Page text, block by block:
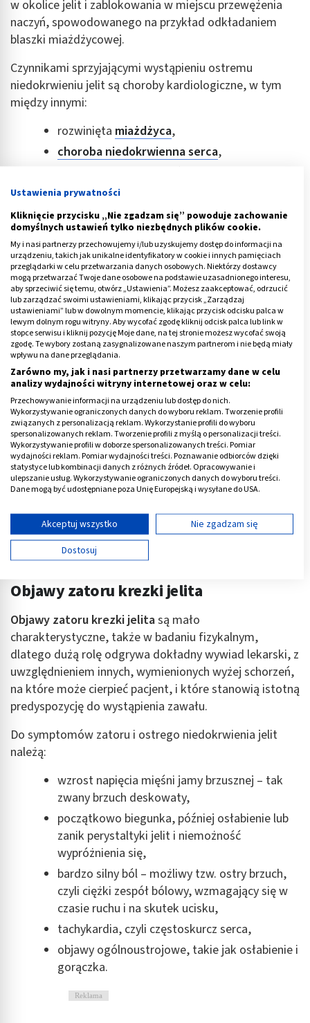
w okolice jelit i zablokowania w miejscu przewężenia
naczyń, spowodowanego na przykład odkładaniem
blaszki miażdżycowej.
Czynnikami sprzyjającymi wystąpieniu ostremu
niedokrwieniu jelit są choroby kardiologiczne, w tym
między innymi:
rozwinięta miażdżyca,
choroba niedokrwienna serca,
stany zapalne naczyń.
ZDROWIE
Ból brzucha w okolicy pępka - jakie ma
przyczyny?
Przeczytaj
artykuł
Reklama
Objawy zatoru krezki jelita
Objawy zatoru krezki jelitasą mało
charakterystyczne, także w badaniu fizykalnym,
dlatego dużą rolę odgrywa dokładny wywiad lekarski, z
uwzględnieniem innych, wymienionych wyżej schorzeń,
na które może cierpieć pacjent, i które stanowią istotną
predyspozycję do wystąpienia zawału.
Do symptomów zatoru i ostrego niedokrwienia jelit
należą:
wzrost napięcia mięśni jamy brzusznej – tak
zwany brzuch deskowaty,
początkowo biegunka, później osłabienie lub
zanik perystaltyki jelit i niemożność
wypróżnienia się,
bardzo silny ból – możliwy tzw. ostry brzuch,
czyli ciężki zespół bólowy, wzmagający się w
czasie ruchu i na skutek ucisku,
tachykardia, czyli częstoskurcz serca,
objawy ogólnoustrojowe, takie jak osłabienie i
gorączka.
Reklama
Ustawienia prywatności
Kliknięcie przycisku „Nie zgadzam się” powoduje zachowanie
domyślnych ustawień tylko niezbędnych plików cookie.
My i nasi partnerzy przechowujemy i/lub uzyskujemy dostęp do informacji na
urządzeniu, takich jak unikalne identyfikatory w cookie i innych pamięciach
przeglądarki w celu przetwarzania danych osobowych. Niektórzy dostawcy
mogą przetwarzać Twoje dane osobowe na podstawie uzasadnionego interesu,
aby sprzeciwić się temu, otwórz „Ustawienia”. Możesz zaakceptować, odrzucić
lub zarządzać swoimi ustawieniami, klikając przycisk „Zarządzaj
ustawieniami” lub w dowolnym momencie, klikając przycisk odcisku palca w
lewym dolnym rogu witryny. Aby wycofać zgodę kliknij odcisk palca lub link w
stopce serwisu i kliknij pozycję Moje dane, na tej stronie możesz wycofać swoją
zgodę. Te wybory zostaną zasygnalizowane naszym partnerom i nie będą miały
wpływu na dane przeglądania.
Zarówno my, jak i nasi partnerzy przetwarzamy dane w celu
analizy wydajności witryny internetowej oraz w celu:
Przechowywanie informacji na urządzeniu lub dostęp do nich.
Wykorzystywanie ograniczonych danych do wyboru reklam. Tworzenie profili
związanych z personalizacją reklam. Wykorzystanie profili do wyboru
spersonalizowanych reklam. Tworzenie profili z myślą o personalizacji treści.
Wykorzystywanie profili w doborze spersonalizowanych treści. Pomiar
wydajności reklam. Pomiar wydajności treści. Poznawanie odbiorców dzięki
statystyce lub kombinacji danych z różnych źródeł. Opracowywanie i
ulepszanie usług. Wykorzystywanie ograniczonych danych do wyboru treści.
Dane mogą być udostępniane poza Unię Europejską i wysyłane do USA.
Wyświetl listę partnerów (11 dostawców IAB)
Używamy Twoich danych w następujących celach:
Cele przetwarzania IAB:
dostęp do nich
Wykorzystywanie ograniczonych danych do
wyboru reklam
Tworzenie profili w celu spersonalizowanych
reklam
Wykorzystanie profili do wyboru
spersonalizowanych reklam
Tworzenie profili w celu personalizacji treści
spersonalizowanych treści
Pomiar efektywności reklam
Pomiar efektywności treści
Rozumienie odbiorców dzięki statystyce lub
kombinacji danych z różnych źródeł
Rozwój i ulepszanie usług
Wykorzystywanie ograniczonych danych do
wyboru treści
Funkcje specjalne IAB:
Użycie dokładnych danych geolokalizacyjnych
Akceptuj wszystko
Nie zgadzam się
Dostosuj